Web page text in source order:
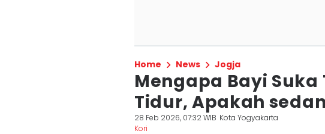
Home News Jogja
Mengapa Bayi
Tidur, Apakah
28 Feb 2026, 07:32 WIB Kota Yogyakarta
Kori